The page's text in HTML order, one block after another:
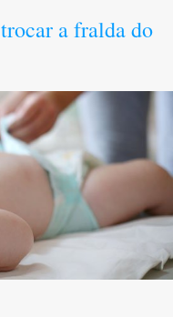
a fralda do